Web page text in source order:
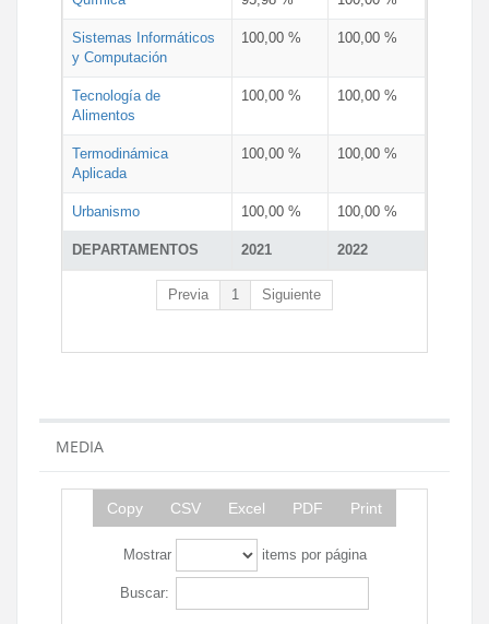
DEPARTAMENTOS 2021 2022
Sistemas Informáticos
y Computación
100,00 % 100,00 %
Tecnología de
Alimentos
100,00 % 100,00 %
Termodinámica
Aplicada
100,00 % 100,00 %
Urbanismo 100,00 % 100,00 %
Previa 1 Siguiente
MEDIA
Copy CSV Excel PDF Print
Mostrar items por página
Buscar: